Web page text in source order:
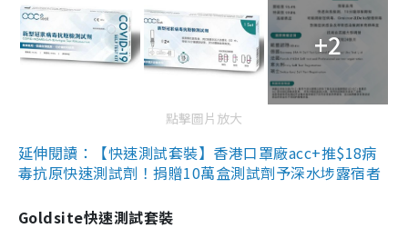
+2
點擊圖片放大
延伸閱讀：【快速測試套裝】香港口罩廠acc+推$18病
毒抗原快速測試劑！捐贈10萬盒測試劑予深水埗露宿者
Goldsite快速測試套裝